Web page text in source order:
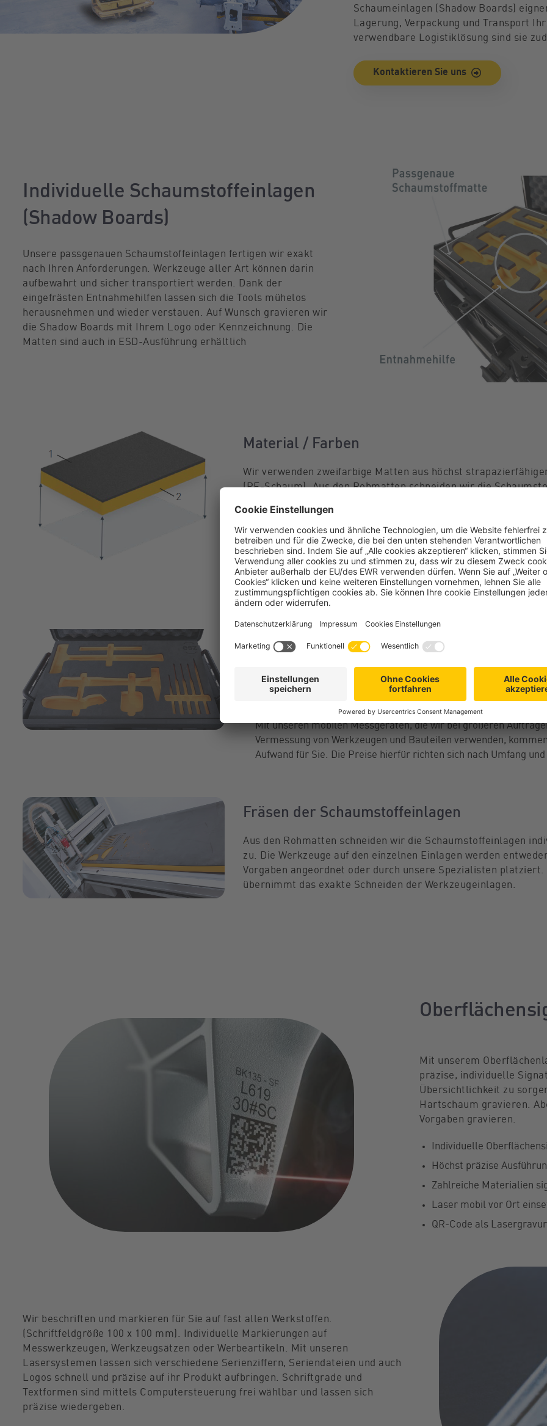
Schaumeinlagen (Shadow Boards)
Lagerung, Verpackung und Transport
verwendbare Logistiklösung sind sie
Kontaktieren Sie uns
Individuelle Schaumstoffeinlagen
(Shadow Boards)
Unsere passgenauen Schaumstoffeinlagen fertigen wir exakt
nach Ihren Anforderungen. Werkzeuge aller Art können darin
aufbewahrt und sicher transportiert werden. Dank der
eingefrästen Entnahmehilfen lassen sich die Tools mühelos
herausnehmen und wieder verstauen. Auf Wunsch gravieren wir
die Shadow Boards mit Ihrem Logo oder Kennzeichnung. Die
Matten sind auch in ESD-Ausführung erhältlich
Material / Farben
Wir verwenden zweifarbige Matten aus höchst
(PE-Schaum). Aus den Rohmatten schneiden wir die
Für gewöhnlich bestehen die Matten aus zwei miteinander
Die Decklage in anthrazit(ca. 5 mm)
Eine Lage in einer Höhe nach Wunsch bzw. nach Aufmaß Ihres
Vermessung
Sie senden uns einzelne Werkzeuge oder komplette Sätze zu.
uns präzise vermessen. Die Daten dienen uns als Grundlage für
Vermessung vor Ort
Mit unseren mobilen Messgeräten, die wir bei größeren
Vermessung von Werkzeugen und Bauteilen verwenden,
Aufwand für Sie. Die Preise hierfür richten sich nach Umfang und
Fräsen der Schaumstoffeinlagen
Aus den Rohmatten schneiden wir die Schaumstoffeinlagen
zu. Die Werkzeuge auf den einzelnen Einlagen werden
Vorgaben angeordnet oder durch unsere Spezialisten platziert.
übernimmt das exakte Schneiden der Werkzeugeinlagen.
Mit unserem
präzise, individuelle
Übersichtlichkeit zu
Hartschaum gravieren.
Vorgaben gravieren.
Individuelle
Höchst präzise
Zahlreiche Materialien
Laser mobil vor Ort
QR-Code als
Wir beschriften und markieren für Sie auf fast allen Werkstoffen.
(Schriftfeldgröße 100 x 100 mm). Individuelle Markierungen auf
Messwerkzeugen, Werkzeugsätzen oder Werbeartikeln. Mit unseren
Lasersystemen lassen sich verschiedene Serienziffern, Seriendateien und auch
Logos schnell und präzise auf ihr Produkt aufbringen. Schriftgrade und
Textformen sind mittels Computersteuerung frei wählbar und lassen sich
präzise wiedergeben.